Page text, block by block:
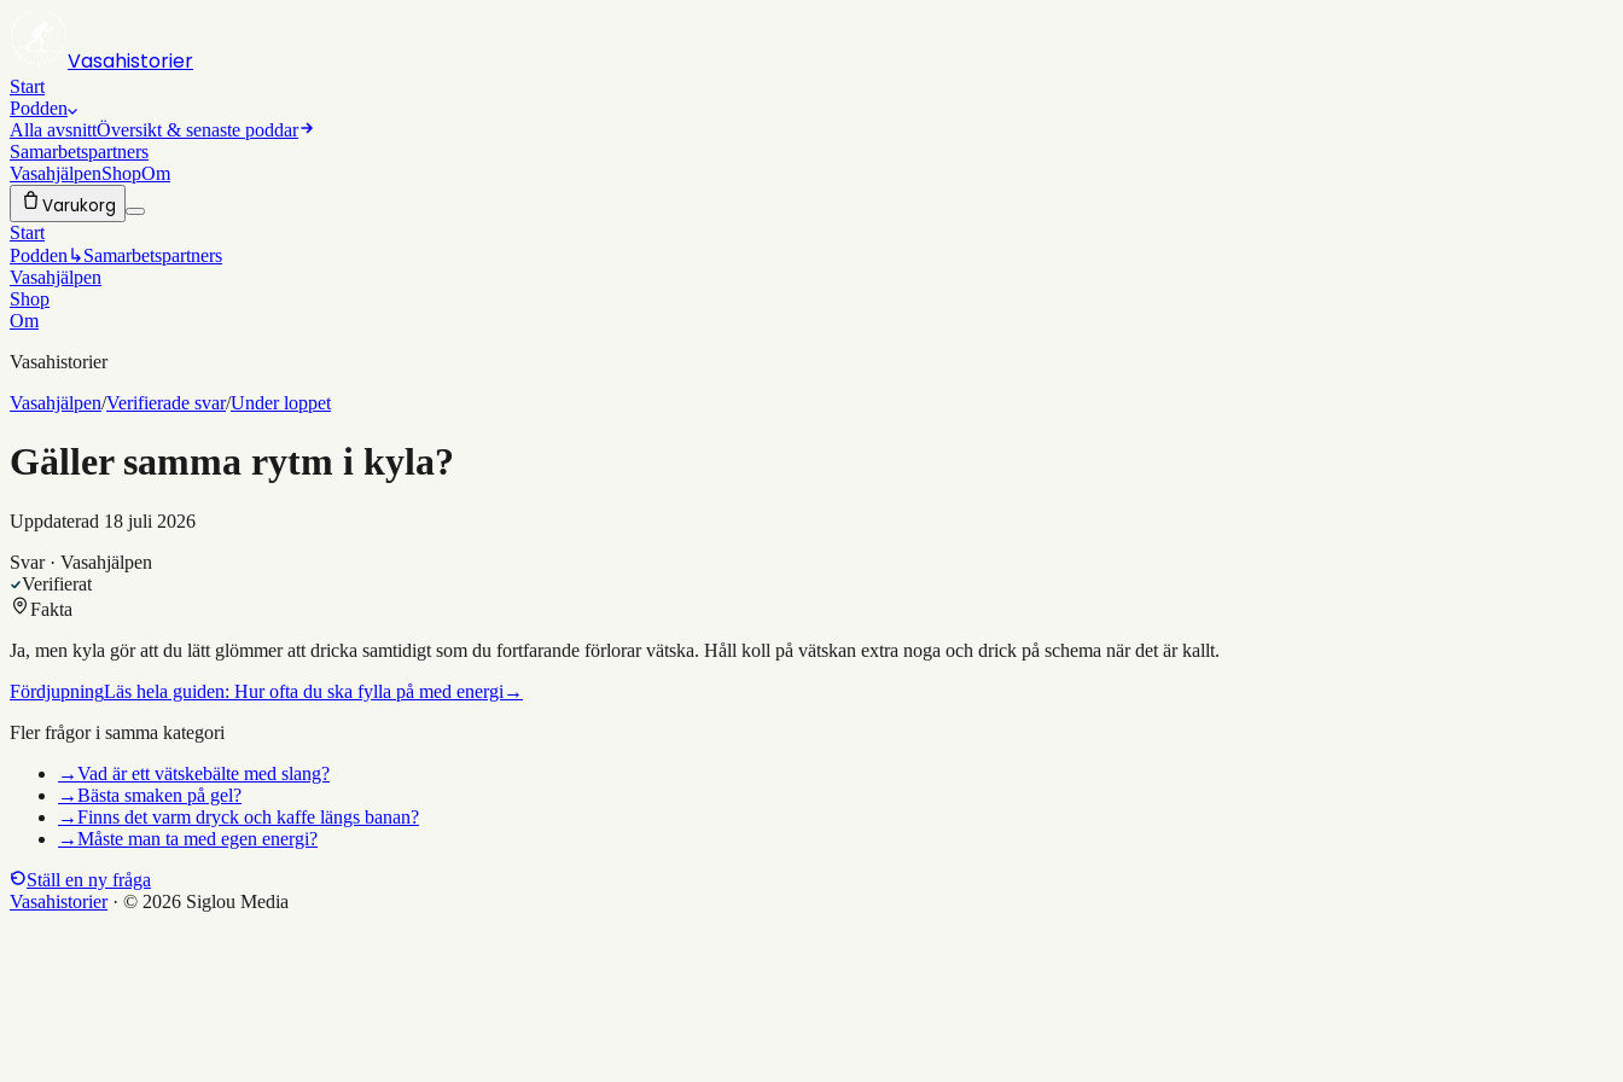
Vasahistorier
Start
Podden
Alla avsnittÖversikt & senaste poddar
Samarbetspartners
VasahjälpenShopOm
Varukorg
Start
Podden ↳Samarbetspartners
Vasahjälpen
Shop
Om
Vasahistorier
Vasahjälpen/Verifierade svar/Under loppet
Gäller samma rytm i kyla?
Uppdaterad 18 juli 2026
Svar · Vasahjälpen
Verifierat
Fakta
Ja, men kyla gör att du lätt glömmer att dricka samtidigt som du fortfarande förlorar vätska. Håll koll på vätskan extra noga och drick på schema när det är kallt.
FördjupningLäs hela guiden: Hur ofta du ska fylla på med energi →
Fler frågor i samma kategori
→Vad är ett vätskebälte med slang?
→Bästa smaken på gel?
→Finns det varm dryck och kaffe längs banan?
→Måste man ta med egen energi?
Ställ en ny fråga
Vasahistorier· © 2026 Siglou Media